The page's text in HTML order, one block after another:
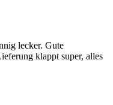
lecker. Gute
klappt super, alles